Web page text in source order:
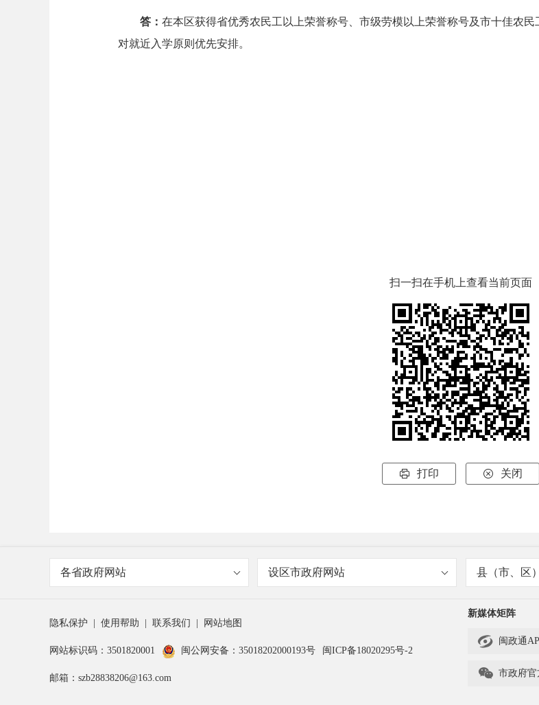
答 ： 在本区获得省优秀农民工以上荣誉称号、市级劳模以上荣誉称号及市十佳农
对就近入学原则优先安排。
扫一扫在手机上查看当前页面
 打印  关闭
各省政府网站 设区市政府网站 县（市、区）
隐私保护 使用帮助 联系我们 网站地图
网站标识码：3501820001 闽公网安备：35018202000193号 闽ICP备18020295号-2
邮箱：szb28838206@163.com
新媒体矩阵
 闽政通
 市政府